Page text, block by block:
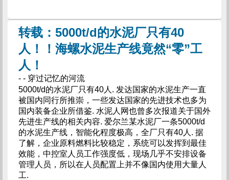
转载：5000t/d的水泥厂只有40
人！！海螺水泥生产线竟然“零”工
人！
- - 穿过记忆的河流
5000t/d的水泥厂只有40人. 发达国家的水泥生产一直
被国内同行所推崇，一些发达国家的先进技术也多为
国内装备企业所借鉴. 水泥人网也曾多次报道关于国外
先进生产线的相关内容. 爱尔兰某水泥厂一条5000t/d
的水泥生产线，智能化程度极高，全厂只有40人. 据
了解，企业原料燃料比较稳定，系统可以发挥到最佳
效能，中控室人员工作强度低，现场几乎不安排设备
管理人员，所以在人员配置上并不像国内使用大量人
工.